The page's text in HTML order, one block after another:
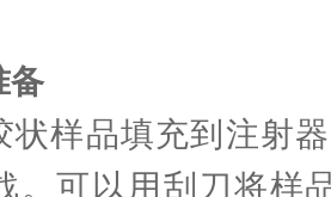
备
状样品填充到注射
。可以用刮刀将样